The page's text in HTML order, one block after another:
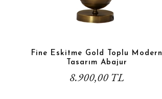
Fine Eskitme Gold Toplu Modern
Tasarım Abajur
8.900,00 TL